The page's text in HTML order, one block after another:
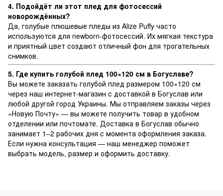
4. Подойдёт ли этот плед для фотосессий
новорождённых?
Да, голубые плюшевые пледы из Alize Puffy часто
используются для newborn-фотосессий. Их мягкая текстура
и приятный цвет создают отличный фон для трогательных
снимков.
5. Где купить голубой плед 100×120 см в Богуславе?
Вы можете заказать голубой плед размером 100×120 см
через наш интернет-магазин с доставкой в Богуслав или
любой другой город Украины. Мы отправляем заказы через
«Новую Почту» — вы можете получить товар в удобном
отделении или почтомате. Доставка в Богуслав обычно
занимает 1–2 рабочих дня с момента оформления заказа.
Если нужна консультация — наш менеджер поможет
выбрать модель, размер и оформить доставку.